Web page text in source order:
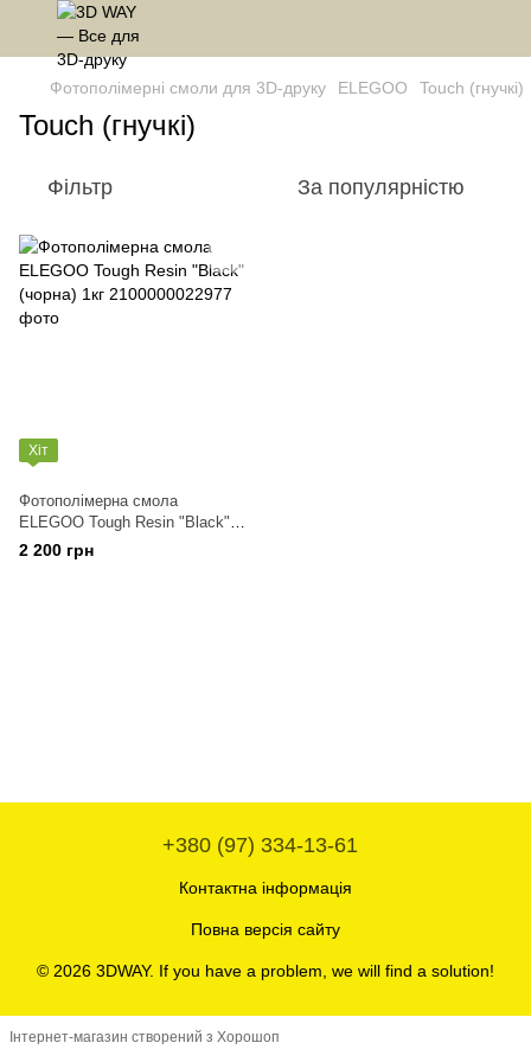
Фотополімерні смоли для 3D-друку ELEGOO Touch (гнучкі)
Touch (гнучкі)
Фільтр За популярністю
Хіт
Фотополімерна смола
ELEGOO Tough Resin "Black"
(чорна) 1кг
2 200 грн
+380 (97) 334-13-61
Контактна інформація
Повна версія сайту
© 2026 3DWAY. If you have a problem, we will find a solution!
Інтернет-магазин створений з Хорошоп